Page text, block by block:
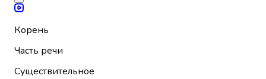
Корень
Часть речи
Существительное